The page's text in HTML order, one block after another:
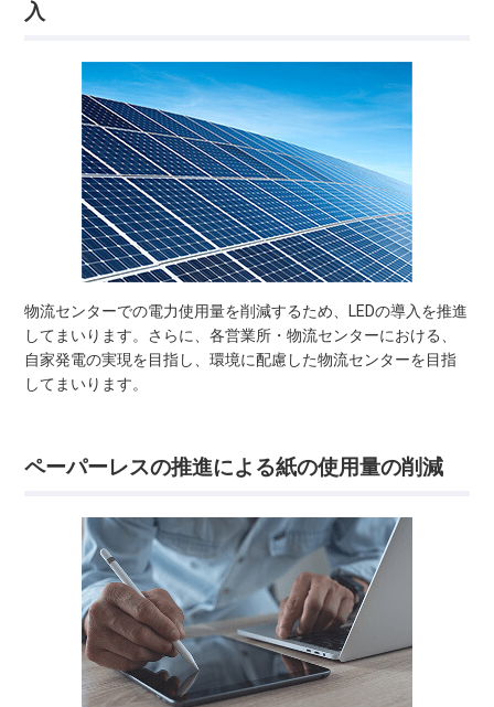
入
物流センターでの電力使用量を削減するため、LEDの導入を推進
してまいります。さらに、各営業所・物流センターにおける、
自家発電の実現を目指し、環境に配慮した物流センターを目指
してまいります。
ペーパーレスの推進による紙の使用量の削減